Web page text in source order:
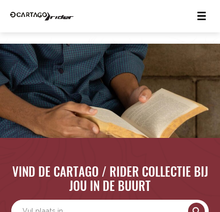
VIND DE CARTAGO / RIDER COLLECTIE BIJ
JOU IN DE BUURT